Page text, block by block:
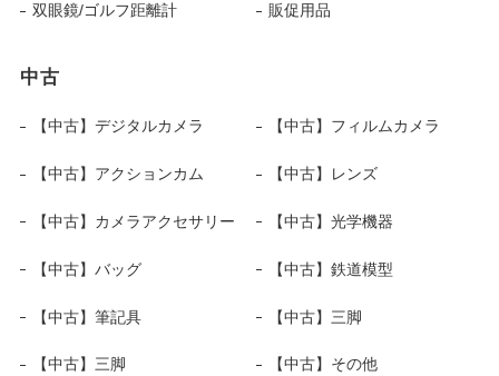
双眼鏡/ゴルフ距離計 販促用品
中古
【中古】デジタルカメラ 【中古】フィルムカメラ
【中古】アクションカム 【中古】レンズ
【中古】カメラアクセサリー 【中古】光学機器
【中古】バッグ 【中古】鉄道模型
【中古】筆記具 【中古】三脚
【中古】三脚 【中古】その他